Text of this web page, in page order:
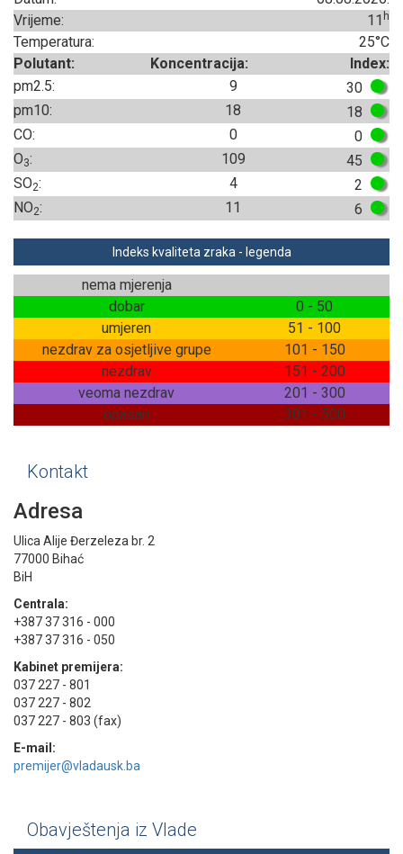
Vrijeme:
11 h
Temperatura:
25°C
Polutant:
Koncentracija:
Index:
pm2.5:
9
30
pm10:
18
18
CO:
0
0
O3: 109
45
SO2: 4
2
NO2: 11 6
Indeks kvaliteta zraka - legenda
nema mjerenja
dobar
0 - 50
umjeren
51 - 100
nezdrav za osjetljive grupe
101 - 150
nezdrav
151 - 200
veoma nezdrav
201 - 300
opasan
301 - 500
Kontakt
Adresa
Ulica Alije Đerzeleza br. 2
77000 Bihać
BiH
Centrala:
+387 37 316 - 000
+387 37 316 - 050
Kabinet premijera:
037 227 - 801
037 227 - 802
037 227 - 803 (fax)
E-mail:
premijer@vladausk.ba
Obavještenja iz Vlade